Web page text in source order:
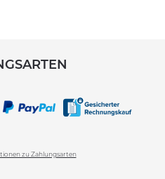
zu Zahlungsarten